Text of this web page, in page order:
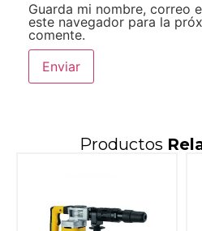
Guarda mi nombre, correo
este navegador para la
comente.
Productos